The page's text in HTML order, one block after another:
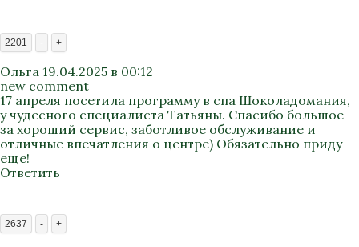
2201 - +
Ольга 19.04.2025 в 00:12
new comment
17 апреля посетила программу в спа Шоколадомания,
у чудесного специалиста Татьяны. Спасибо большое
за хороший сервис, заботливое обслуживание и
отличные впечатления о центре) Обязательно приду
еще!
Ответить
2637 - +